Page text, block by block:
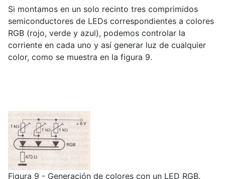
Si montamos en un solo recinto tres comprimidos
semiconductores de LEDs correspondientes a colores
RGB (rojo, verde y azul), podemos controlar la
corriente en cada uno y así generar luz de cualquier
color, como se muestra en la figura 9.
Figura 9 - Generación de colores con un LED RGB.